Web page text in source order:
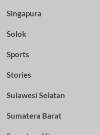
Singapura
Solok
Sports
Stories
Sulawesi Selatan
Sumatera Barat